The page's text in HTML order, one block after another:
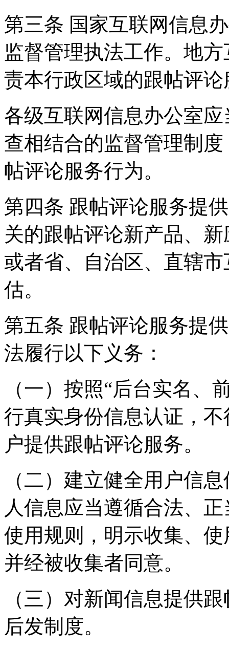
第三条 国家互联网信息
监督管理执法工作。地
责本行政区域的跟帖评
各级互联网信息办公室
查相结合的监督管理制
帖评论服务行为。
第四条 跟帖评论服务提
关的跟帖评论新产品、
或者省、自治区、直辖
估。
第五条 跟帖评论服务提
法履行以下义务：
（一）按照“后台实名、
行真实身份信息认证，
户提供跟帖评论服务。
（二）建立健全用户信
人信息应当遵循合法、
使用规则，明示收集、
并经被收集者同意。
（三）对新闻信息提供
后发制度。